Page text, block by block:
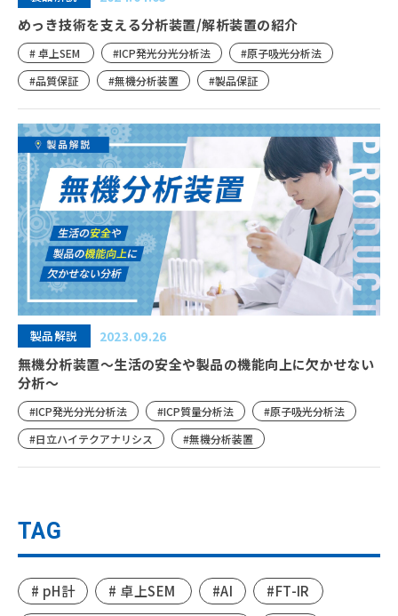
めっき技術を支える分析装置/解析装置の紹介
# 卓上SEM #ICP発光分光分析法
#原子吸光分析法
#品質保証
#無機分析装置 #製品保証
製品解説 2023.09.26
無機分析装置〜生活の安全や製品の機能向上に欠かせない
分析〜
#ICP発光分光分析法 #ICP質量分析法
#原子吸光分析法
#日立ハイテクアナリシス
#無機分析装置
TAG
# pH計 # 卓上SEM #AI
#FT-IR